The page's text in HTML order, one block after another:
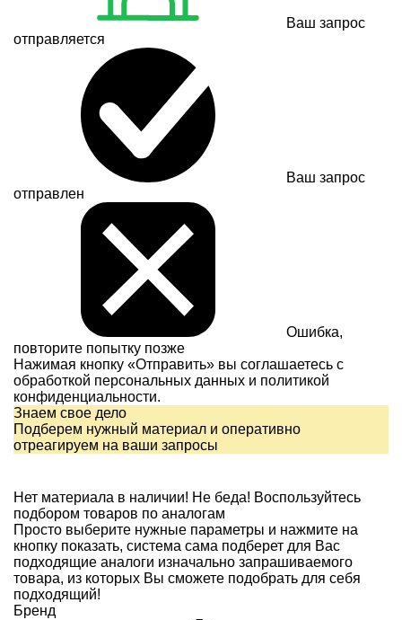
Ваш запрос
отправляется
Ваш запрос
отправлен
Ошибка,
повторите попытку позже
Нажимая кнопку «Отправить» вы соглашаетесь с
обработкой персональных данных и политикой
конфиденциальности.
Знаем свое дело
Подберем нужный материал и оперативно
отреагируем на ваши запросы
Нет материала в наличии! Не беда! Воспользуйтесь
подбором товаров по аналогам
Просто выберите нужные параметры и нажмите на
кнопку показать, система сама подберет для Вас
подходящие аналоги изначально запрашиваемого
товара, из которых Вы сможете подобрать для себя
подходящий!
Бренд